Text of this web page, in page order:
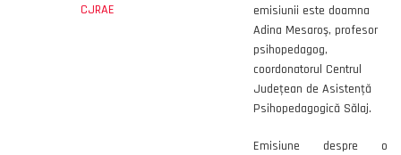
CJRAE
emisiunii este doamna
Adina Mesaroş, profesor
psihopedagog,
coordonatorul Centrul
Judeţean de Asistenţă
Psihopedagogică Sălaj.
Emisiune despre o